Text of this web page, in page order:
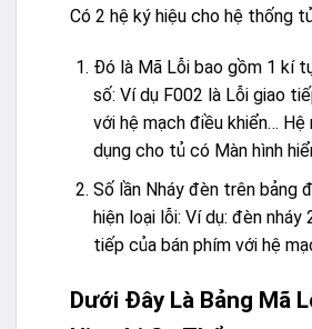
Có 2 hệ ký hiệu cho hệ thống
Đó là Mã Lỗi bao gồm 1 kí
số: Ví dụ F002 là Lỗi giao
với hệ mạch điều khiển… Hệ
dụng cho tủ có Màn hình
Số lần Nháy đèn trên bảng
hiện loại lỗi: Ví dụ: đèn nháy
tiếp của bán phím với hệ
Dưới Đây Là Bảng Mã